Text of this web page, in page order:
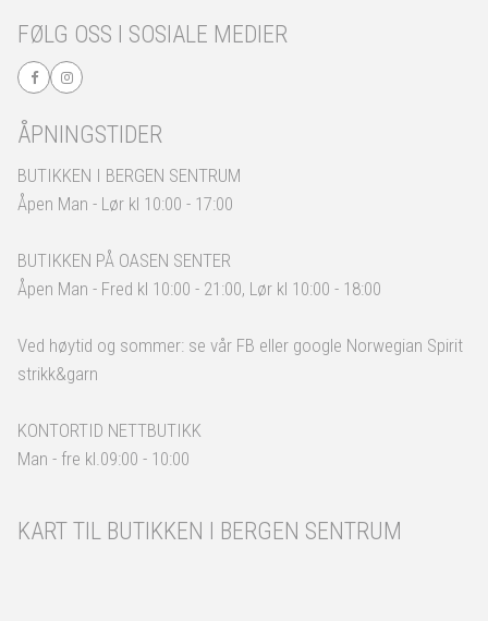
FØLG OSS I SOSIALE MEDIER
ÅPNINGSTIDER
BUTIKKEN I BERGEN SENTRUM
Åpen Man - Lør kl 10:00 - 17:00
BUTIKKEN PÅ OASEN SENTER
Åpen Man - Fred kl 10:00 - 21:00, Lør kl 10:00 - 18:00
Ved høytid og sommer: se vår FB eller google Norwegian Spirit
strikk&garn
KONTORTID NETTBUTIKK
Man - fre kl.09:00 - 10:00
KART TIL BUTIKKEN I BERGEN SENTRUM